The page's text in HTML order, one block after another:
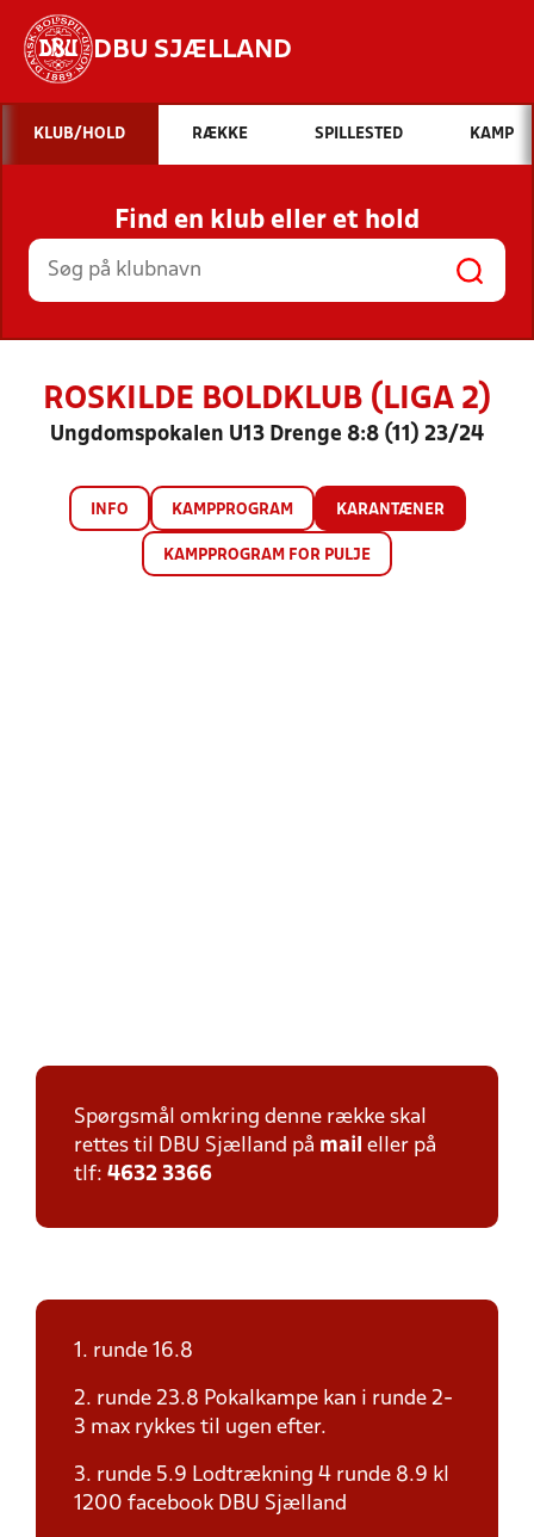
DBU SJÆLLAND
Hvad vil du søge efter?
INDHOLD OG NYHEDER
STILLINGER, RESULTATER, KLUBBER OG
HOLD
KLUB/HOLD RÆKKE SPILLESTED KAMP
Find en klub eller et hold
ROSKILDE BOLDKLUB (LIGA 2)
Ungdomspokalen U13 Drenge 8:8 (11) 23/24
INFO KAMPPROGRAM KARANTÆNER
KAMPPROGRAM FOR PULJE
Spørgsmål omkring denne række skal
rettes til DBU Sjælland på mail eller på
tlf: 4632 3366
1. runde 16.8
2. runde 23.8 Pokalkampe kan i runde 2-
3 max rykkes til ugen efter.
3. runde 5.9 Lodtrækning 4 runde 8.9 kl
1200 facebook DBU Sjælland